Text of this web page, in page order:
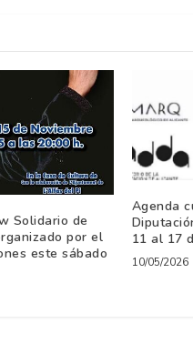
Solidario de
por el
este sábado
Agenda
11 al 17
10/05/2026